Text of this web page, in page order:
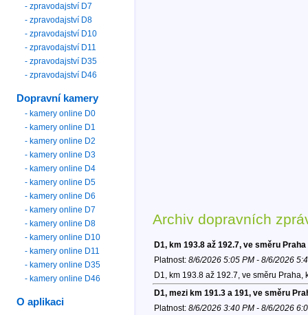
Archiv dopravních
D1, km 193.8 až 192.7, ve směru Praha
Platnost: 8/6/2026 5:05 PM - 8/6/2026
D1, km 193.8 až 192.7, ve směru Praha,
D1, mezi km 191.3 a 191, ve směru
Platnost: 8/6/2026 3:40 PM - 8/6/2026
- zpravodajství D7
- zpravodajství D8
- zpravodajství D10
- zpravodajství D11
- zpravodajství D35
- zpravodajství D46
Dopravní kamery
- kamery online D0
- kamery online D1
- kamery online D2
- kamery online D3
- kamery online D4
- kamery online D5
- kamery online D6
- kamery online D7
- kamery online D8
- kamery online D10
- kamery online D11
- kamery online D35
- kamery online D46
O aplikaci